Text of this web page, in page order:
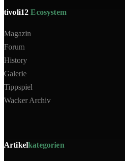
tivoli12Ecosystem
Magazin
Forum
History
Galerie
Tippspiel
Wacker Archiv
Artikelkategorien